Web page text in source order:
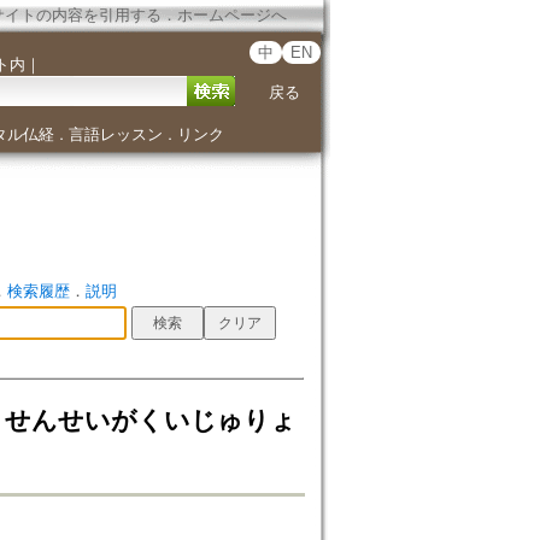
イトの内容を引用する ． ホームページへ
内 ｜
中 EN
戻る
ル仏経． 言語レッスン ． リンク
検索履歴． 説明
んせいがくいじゅりょ